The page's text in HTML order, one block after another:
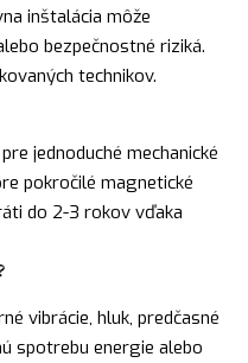
inštalácia môže
bezpečnostné riziká.
technikov.
jednoduché mechanické
pokročilé magnetické
do 2-3 rokov vďaka
vibrácie, hluk, predčasné
spotrebu energie alebo